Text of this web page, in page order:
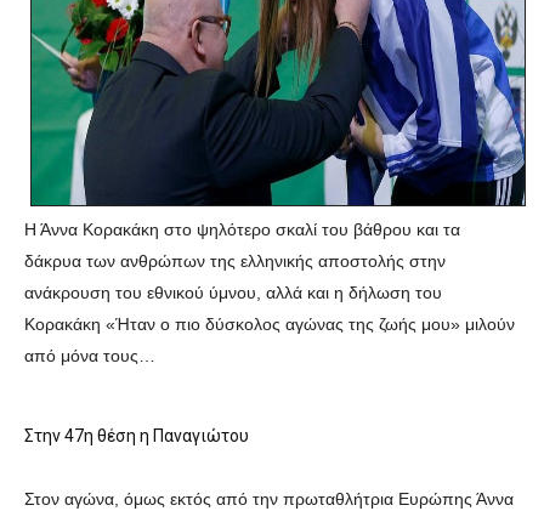
Η Άννα Κορακάκη στο ψηλότερο σκαλί του βάθρου και τα
δάκρυα των ανθρώπων της ελληνικής αποστολής στην
ανάκρουση του εθνικού ύμνου, αλλά και η δήλωση του
Κορακάκη «Ήταν ο πιο δύσκολος αγώνας της ζωής μου» μιλούν
από μόνα τους…
Στην 47η θέση η Παναγιώτου
Στον αγώνα, όμως εκτός από την πρωταθλήτρια Ευρώπης Άννα